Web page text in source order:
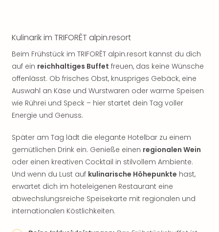
Kulinarik im TRIFORÊT alpin.resort
Beim Frühstück im TRIFORÊT alpin.resort kannst du dich
auf ein reichhaltiges Buffet freuen, das keine Wünsche
offenlässt. Ob frisches Obst, knuspriges Gebäck, eine
Auswahl an Käse und Wurstwaren oder warme Speisen
wie Rührei und Speck – hier startet dein Tag voller
Energie und Genuss.
Später am Tag lädt die elegante Hotelbar zu einem
gemütlichen Drink ein. Genieße einen regionalen Wein
oder einen kreativen Cocktail in stilvollem Ambiente.
Und wenn du Lust auf kulinarische Höhepunkte hast,
erwartet dich im hoteleigenen Restaurant eine
abwechslungsreiche Speisekarte mit regionalen und
internationalen Köstlichkeiten.